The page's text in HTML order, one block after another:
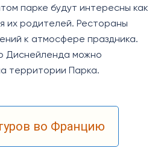
парке будут интересны как
их родителей. Рестораны
к атмосфере праздника.
Диснейленда можно
территории Парка.
во Францию